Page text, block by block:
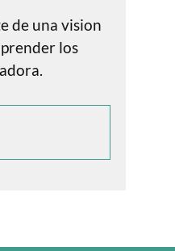
de una vision
los